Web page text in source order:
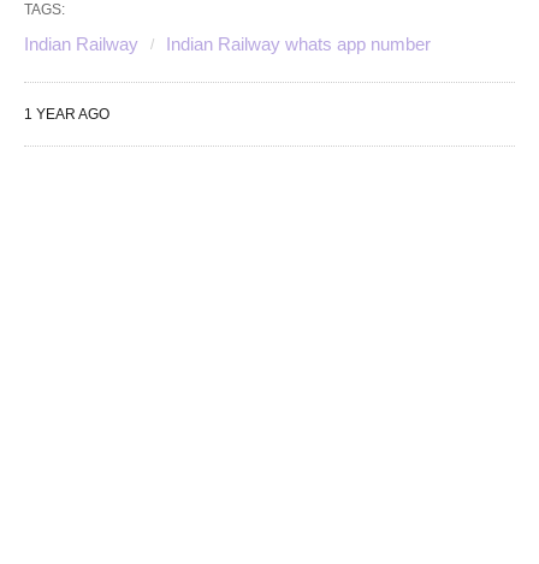
TAGS:
Indian Railway Indian Railway whats app number
1 YEAR AGO